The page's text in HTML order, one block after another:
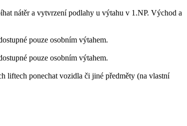
nátěr a vytvrzení podlahy u výtahu v 1.NP. Východ a
pouze osobním výtahem.
pouze osobním výtahem.
liftech ponechat vozidla či jiné předměty (na vlastní